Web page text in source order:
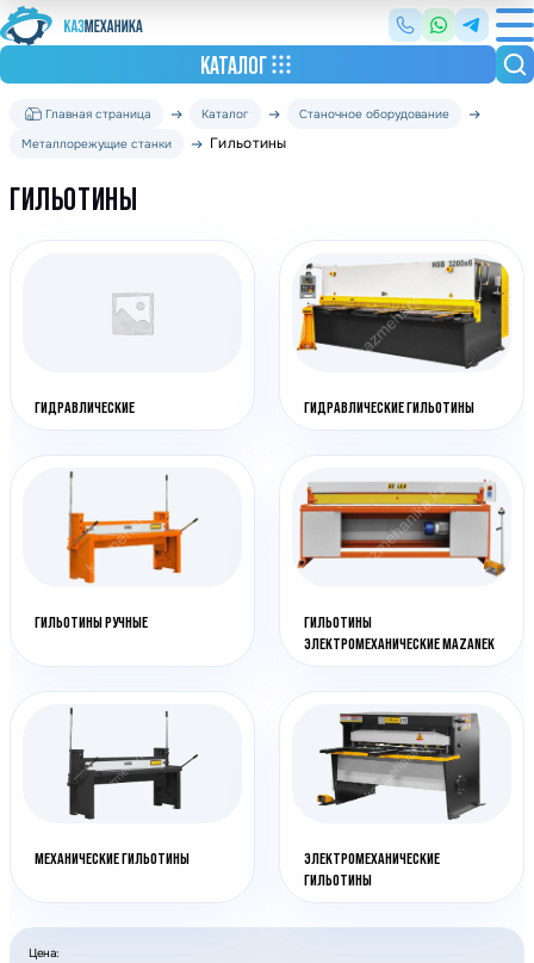
КАТАЛОГ
Главная страница Каталог
Станочное оборудование
Металлорежущие станки
Гильотины
ГИЛЬОТИНЫ
ГИДРАВЛИЧЕСКИЕ ГИДРАВЛИЧЕСКИЕ ГИЛЬОТИНЫ
ГИЛЬОТИНЫ РУЧНЫЕ
ГИЛЬОТИНЫ
ЭЛЕКТРОМЕХАНИЧЕСКИЕ MAZANEK
МЕХАНИЧЕСКИЕ ГИЛЬОТИНЫ
ЭЛЕКТРОМЕХАНИЧЕСКИЕ
ГИЛЬОТИНЫ
Цена: